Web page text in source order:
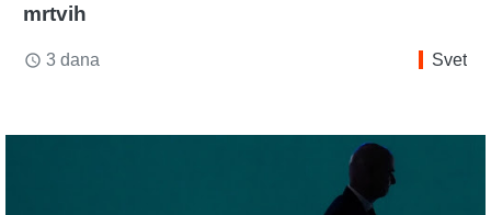
mrtvih
access_time 3 dana Svet